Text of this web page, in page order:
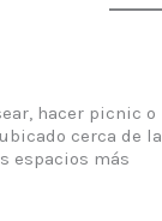
hacer picnic o
cerca de la
espacios más